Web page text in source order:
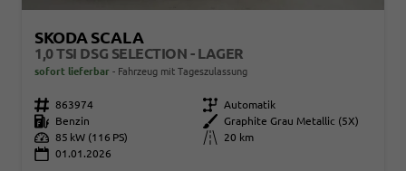
SKODA SCALA
1,0 TSI DSG SELECTION - LAGER
sofort lieferbar Fahrzeug mit Tageszulassung
Fahrzeugnr. 863974 Getriebe Automatik
Kraftstoff
Benzin Außenfarbe
Graphite Grau Metallic (5X)
Leistung 85 kW (116 PS) Kilometerstand
20 km
01.01.2026